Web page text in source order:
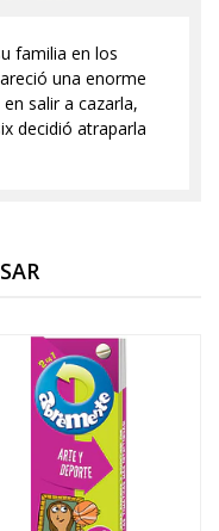
familia en los
una enorme
salir a cazarla,
decidió atraparla